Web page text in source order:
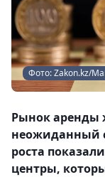
Фото: Zakon.kz/
Рынок аренды
неожиданный
роста
центры,